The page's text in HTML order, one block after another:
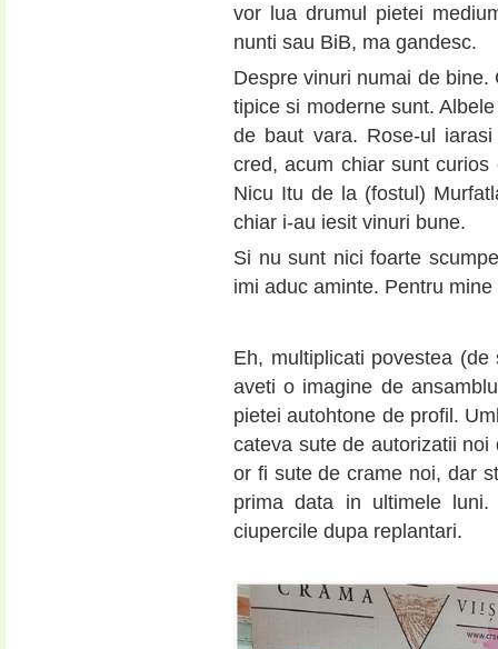
vor lua drumul pietei
nunti sau BiB, ma gandesc.
Despre vinuri numai de
tipice si moderne sunt.
de baut vara. Rose-ul
cred, acum chiar sunt
Nicu Itu de la (fostul)
chiar i-au iesit vinuri bune.
Si nu sunt nici foarte
imi aduc aminte. Pentru
Eh, multiplicati povestea
aveti o imagine de
pietei autohtone de profil.
cateva sute de autorizatii
or fi sute de crame noi, dar
prima data in ultimele
ciupercile dupa replantari.